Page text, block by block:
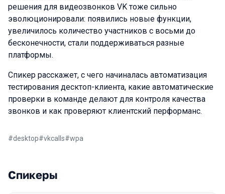
решения для видеозвонков VK тоже сильно
эволюционировали: появились новые функции,
увеличилось количество участников с восьми до
бесконечности, стали поддерживаться разные
платформы.
Спикер расскажет, с чего начиналась автоматизация
тестирования десктоп-клиента, какие автоматические
проверки в команде делают для контроля качества
звонков и как проверяют клиентский перформанс.
#desktop#vkcalls#wpa
Спикеры